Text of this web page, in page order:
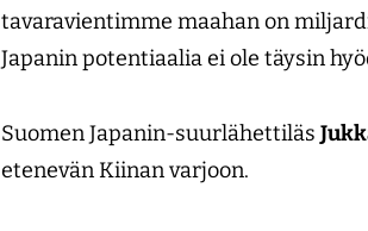
tavaravientimme maahan on
Japanin potentiaalia ei ole täysin
Suomen Japanin-suurlähettiläs
etenevän Kiinan varjoon.